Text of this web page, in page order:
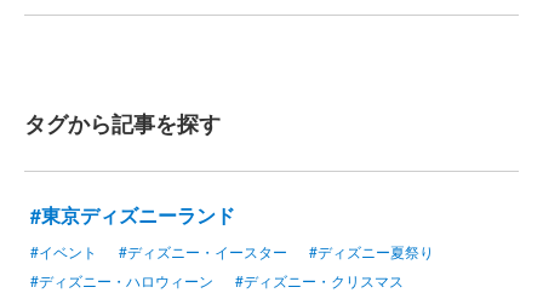
タグから記事を探す
#東京ディズニーランド
#イベント #ディズニー・イースター
#ディズニー夏祭り
#ディズニー・ハロウィーン
#ディズニー・クリスマス